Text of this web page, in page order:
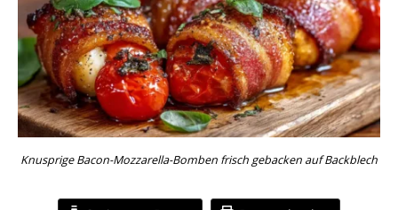
Knusprige Bacon-Mozzarella-Bomben frisch gebacken auf Backblech